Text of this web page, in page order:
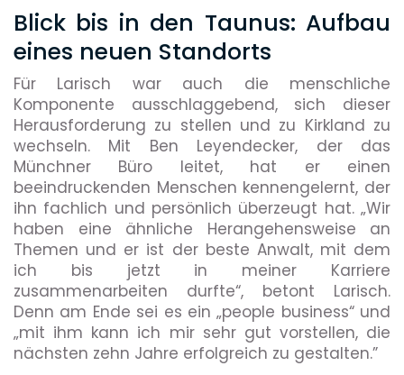
Blick bis in den Taunus: Aufbau
eines neuen Standorts
Für Larisch war auch die menschliche
Komponente ausschlaggebend, sich dieser
Herausforderung zu stellen und zu Kirkland zu
wechseln. Mit Ben Leyendecker, der das
Münchner Büro leitet, hat er einen
beeindruckenden Menschen kennengelernt, der
ihn fachlich und persönlich überzeugt hat. „Wir
haben eine ähnliche Herangehensweise an
Themen und er ist der beste Anwalt, mit dem
ich bis jetzt in meiner Karriere
zusammenarbeiten durfte“, betont Larisch.
Denn am Ende sei es ein „people business“ und
„mit ihm kann ich mir sehr gut vorstellen, die
nächsten zehn Jahre erfolgreich zu gestalten.”